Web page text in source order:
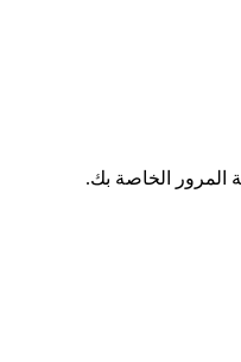
المرور الخاصة بك.